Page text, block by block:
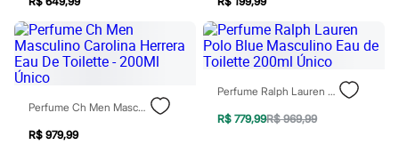
Acessórios
Bolsas e Mochilas
Chapéus e Bonés
Cintos
Carteiras
Relógios
Calçados
Botas
Perfume Ch Men Masculino Carolina Herrera Eau De Toilette - 200Ml Único
R$ 979,99
Perfume Ralph Lauren Polo Blue Masculino Eau De Toilette 200ml Único
R$ 779,99R$ 969,99